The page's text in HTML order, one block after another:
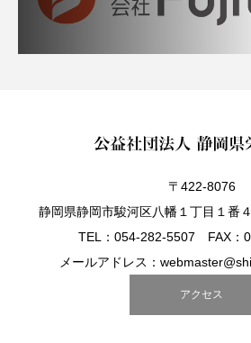
〒422-8076
静岡県静岡市駿河区八幡１丁目１番
TEL：054-282-5507 FAX：
メールアドレス：
アクセス